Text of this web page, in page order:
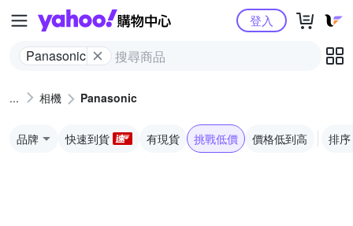
Yahoo購物中心
Panasonic
登入
相機 Panasonic
品牌 快速到貨 有現貨 挑戰低價 價格低到高 排序